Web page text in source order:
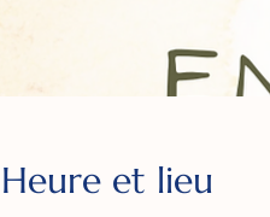
Heure et lieu